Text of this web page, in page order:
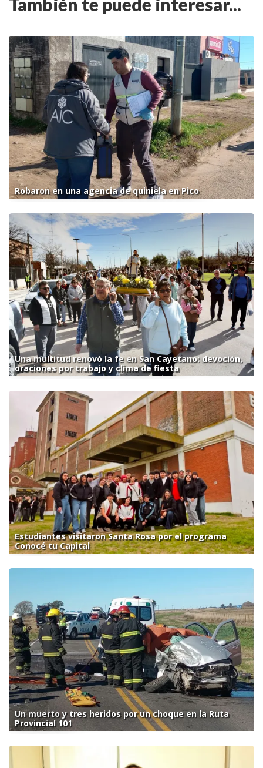
También te puede interesar...
Robaron en una agencia de quiniela en Pico
Una multitud renovó la fe en San Cayetano: devoción,
oraciones por trabajo y clima de fiesta
Estudiantes visitaron Santa Rosa por el programa
Conocé tu Capital
Un muerto y tres heridos por un choque en la Ruta
Provincial 101